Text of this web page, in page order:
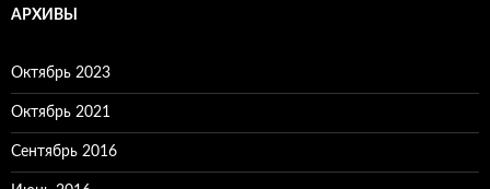
АРХИВЫ
Октябрь 2023
Октябрь 2021
Сентябрь 2016